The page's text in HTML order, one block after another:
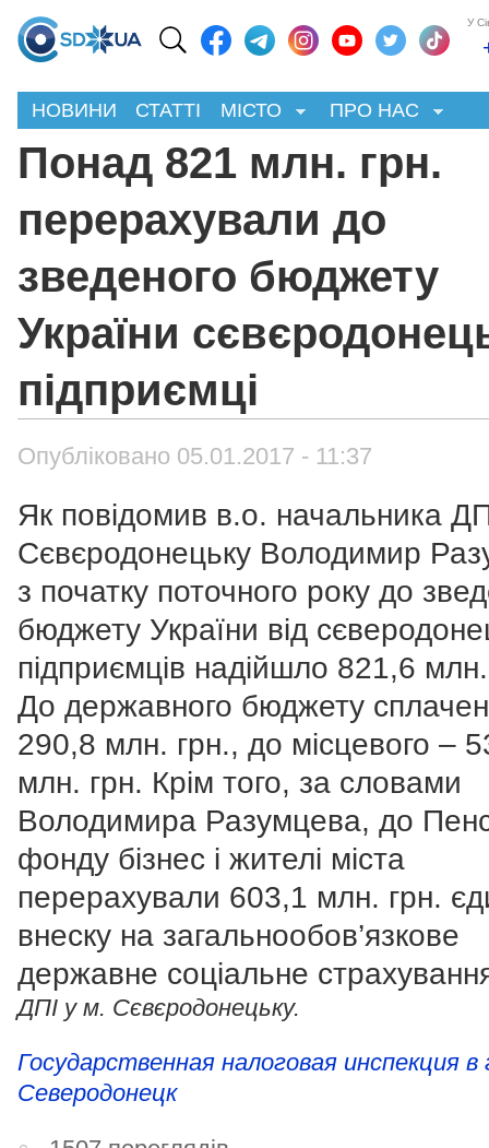
У
НОВИНИ СТАТТІ МІСТО ПРО НАС
Понад 821 млн. грн.
перерахували до
зведеного бюджету
України
підприємці
Опубліковано 05.01.2017 - 11:37
Як повідомив в.о. начальника
Сєвєродонецьку Володимир
з початку поточного року до
бюджету України від
підприємців надійшло 821,6
До державного бюджету
290,8 млн. грн., до місцевого –
млн. грн. Крім того, за словами
Володимира Разумцева, до
фонду бізнес і жителі міста
перерахували 603,1 млн. грн.
внеску на загальнообов’язкове
державне соціальне
ДПІ у м. Сєвєродонецьку.
Государственная налоговая инспекция в
Северодонецк